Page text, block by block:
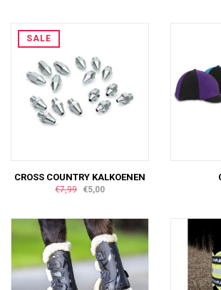
SALE
CROSS COUNTRY KALKOENEN
€7,99 €5,00